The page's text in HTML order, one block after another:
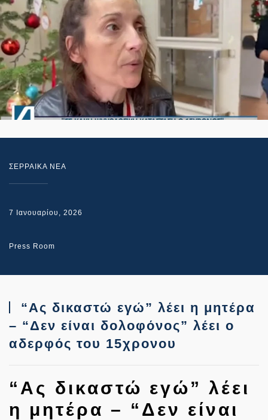
ΣΕΡΡΑΙΚΑ ΝΕΑ
7 Ιανουαρίου, 2026
Press Room
“Ας δικαστώ εγώ” λέει η μητέρα
– “Δεν είναι δολοφόνος” λέει ο
αδερφός του 15χρονου
“Ας δικαστώ εγώ” λέει
η μητέρα – “Δεν είναι